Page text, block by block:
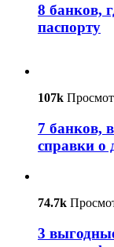
8 банков,
паспорту
107k
7 банков,
справки о
74.7k
3